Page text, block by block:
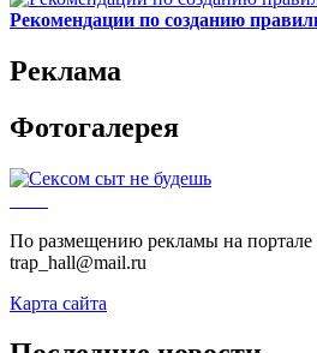
Рекомендации по созданию
Реклама
Фотогалерея
По размещению рекламы на портале
trap_hall@mail.ru
Карта сайта